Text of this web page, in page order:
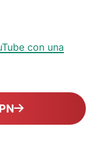
con una